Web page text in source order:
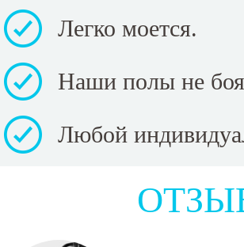
Легко моется.
Наши полы не
Любой